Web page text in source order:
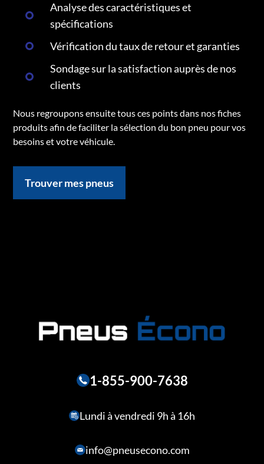
Analyse des caractéristiques et
spécifications
Vérification du taux de retour et garanties
Sondage sur la satisfaction auprès de nos
clients
Nous regroupons ensuite tous ces points dans nos fiches
produits afin de faciliter la sélection du bon pneu pour vos
besoins et votre véhicule.
Trouver mes pneus
1-855-900-7638
Lundi à vendredi 9h à 16h
info@pneusecono.com